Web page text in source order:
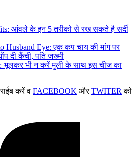
आंवले के इन 5 तरीको से रख सकते है सर्दी
Husband Eye: एक कप चाय की मांग पर
दी कैंची, पति जख्मी
भूलकर भी न करें मुली के साथ इस चीज का
करें व FACEBOOK औरTWITERको